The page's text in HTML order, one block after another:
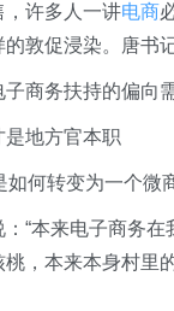
，许多人一讲电商
敦促浸染。唐书
商务扶持的偏向
是地方官本职
如何转变为一个微
：“本来电子商务
，本来本身村里